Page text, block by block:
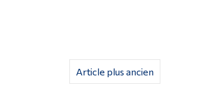
Article plus ancien